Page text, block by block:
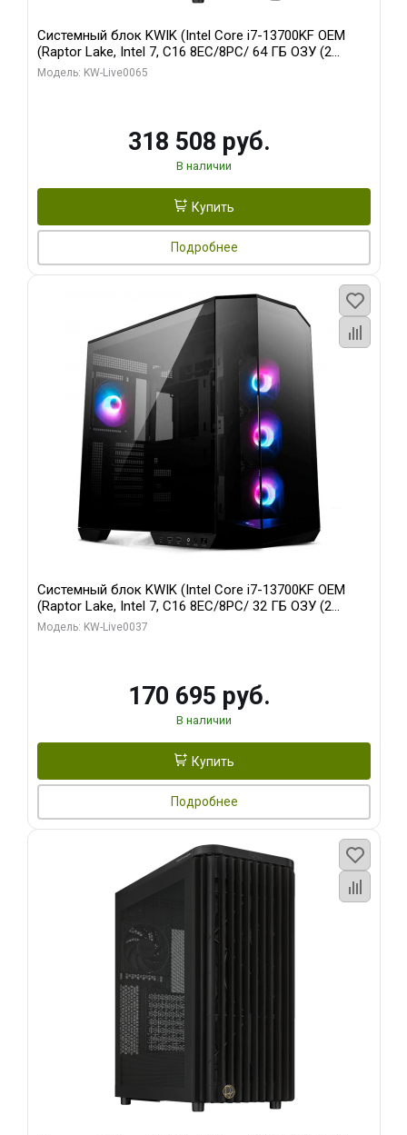
Системный блок KWIK (Intel Core i7-13700KF OEM
(Raptor Lake, Intel 7, C16 8EC/8PC/ 64 ГБ ОЗУ (2
модуля)/ ASUS RTX5080 PROART OC 16GB GDDR7
Модель: KW-Live0065
318 508 руб.
В наличии
Купить
Подробнее
Системный блок KWIK (Intel Core i7-13700KF OEM
(Raptor Lake, Intel 7, C16 8EC/8PC/ 32 ГБ ОЗУ (2
модуля)/ Gigabyte RTX5070 AERO OC 12GB GDDR7
Модель: KW-Live0037
170 695 руб.
В наличии
Купить
Подробнее